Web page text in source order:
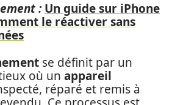
: Un guide sur iPhone
le réactiver sans
se définit par un
où un appareil
réparé et remis à